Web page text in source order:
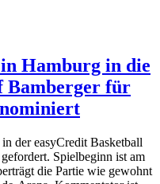
Hamburg in die
Bamberger für
der easyCredit Basketball
Spielbeginn ist am
die Partie wie gewohnt